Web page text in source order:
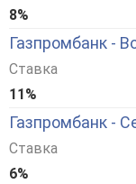
8%
Газпромбанк -
Ставка
11%
Газпромбанк -
Ставка
6%